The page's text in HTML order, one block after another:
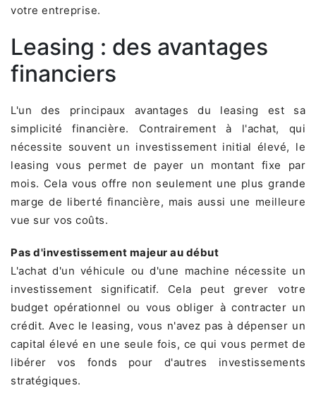
votre entreprise.
Leasing : des avantages
financiers
L'un des principaux avantages du leasing est sa
simplicité financière. Contrairement à l'achat, qui
nécessite souvent un investissement initial élevé, le
leasing vous permet de payer un montant fixe par
mois. Cela vous offre non seulement une plus grande
marge de liberté financière, mais aussi une meilleure
vue sur vos coûts.
Pas d'investissement majeur au début
L'achat d'un véhicule ou d'une machine nécessite un
investissement significatif. Cela peut grever votre
budget opérationnel ou vous obliger à contracter un
crédit. Avec le leasing, vous n'avez pas à dépenser un
capital élevé en une seule fois, ce qui vous permet de
libérer vos fonds pour d'autres investissements
stratégiques.